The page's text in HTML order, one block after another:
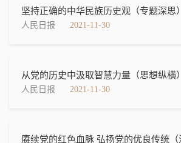
坚持正确的中华民族历史观（专题深思）
人民日报 2021-11-30
从党的历史中汲取智慧力量（思想纵横）
人民日报 2021-11-30
赓续党的红色血脉 弘扬党的优良传统（深入学习贯彻党